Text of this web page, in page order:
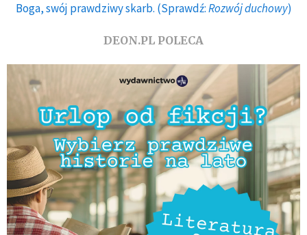
Boga, swój prawdziwy skarb. (Sprawdź:Rozwój duchowy)
DEON.PL POLECA